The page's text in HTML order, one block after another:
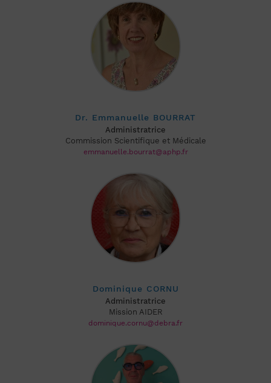
Dr. Emmanuelle BOURRAT
Administratrice
Commission Scientifique et Médicale
emmanuelle.bourrat@aphp.fr
Dominique CORNU
Administratrice
Mission AIDER
dominique.cornu@debra.fr